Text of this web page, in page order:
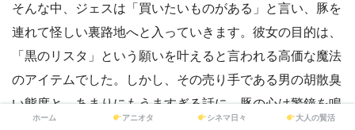
そんな中、ジェスは「買いたいものがある」と言い、豚を
連れて怪しい裏路地へと入っていきます。彼女の目的は、
「黒のリスタ」という願いを叶えると言われる高価な魔法
のアイテムでした。しかし、その売り手である男の胡散臭
い態度と、あまりにもうますぎる話に、豚の心は警鐘を鳴
ホーム アニオタ シネマ日々 大人の賢活